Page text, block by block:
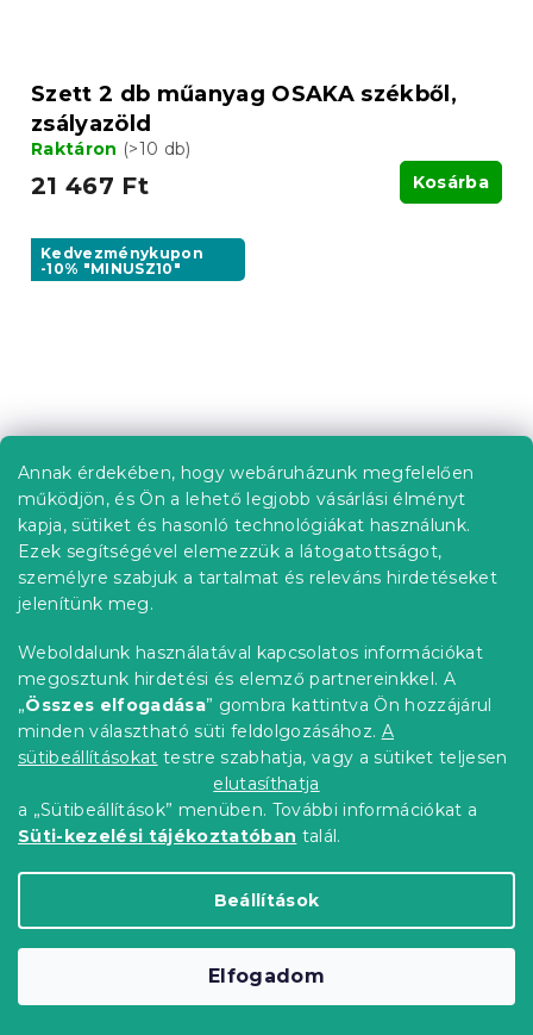
Annak érdekében, hogy webáruházunk megfelelően
működjön, és Ön a lehető legjobb vásárlási élményt
kapja, sütiket és hasonló technológiákat használunk.
Ezek segítségével elemezzük a látogatottságot,
személyre szabjuk a tartalmat és releváns hirdetéseket
jelenítünk meg.
Weboldalunk használatával kapcsolatos információkat
megosztunk hirdetési és elemző partnereinkkel. A
„Összes elfogadása” gombra kattintva Ön hozzájárul
minden választható süti feldolgozásához. A
sütibeállításokat testre szabhatja, vagy a sütiket teljesen
elutasíthatja
a „Sütibeállítások” menüben. További információkat a
Süti-kezelési tájékoztatóban talál.
Beállítások
Elfogadom
Szett 2 db műanyag OSAKA székből,
zsályazöld
Raktáron (>10 db)
21 467 Ft Kosárba
Kedvezménykupon
-10% "MINUSZ10"
Szett 4 db műanyag KATO székből,
Raktáron(>10 db)
40 637 Ft Kosárba
Kedvezménykupon